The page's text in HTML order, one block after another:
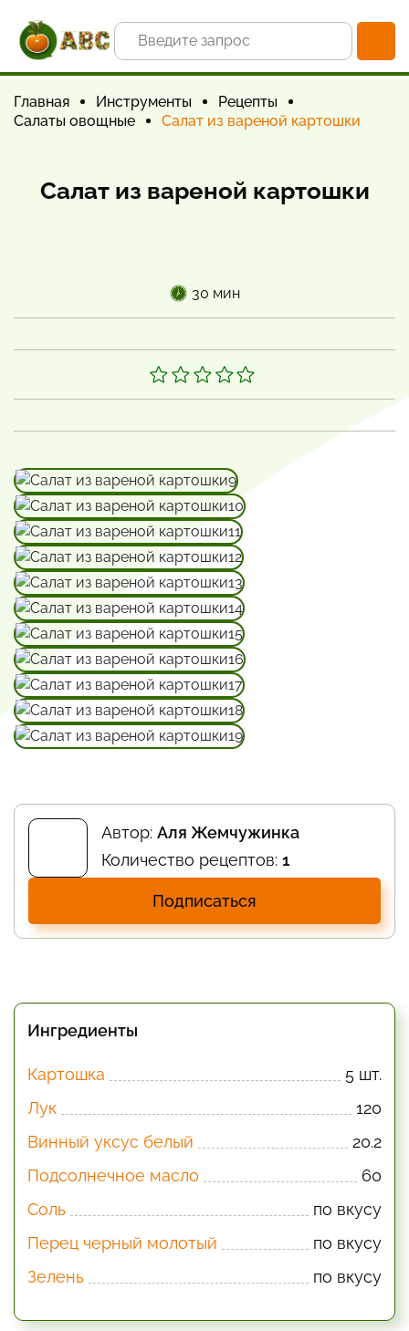
Главная Инструменты
Рецепты
Салаты овощные
Салат из вареной картошки
Салат из вареной картошки
30 мин
Автор: Аля Жемчужинка
Количество рецептов: 1
Подписаться
Ингредиенты
Картошка
5 шт.
Лук
120
Винный уксус белый
20.2
Подсолнечное масло
60
Соль
по вкусу
Перец черный молотый
по вкусу
Зелень
по вкусу